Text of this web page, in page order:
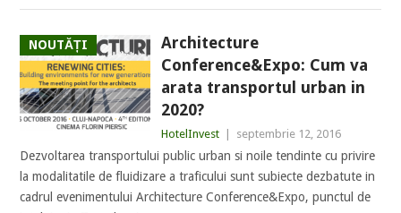
NOUTĂȚI
Architecture
Conference&Expo: Cum va
arata transportul urban in
2020?
HotelInvest septembrie 12, 2016
Dezvoltarea transportului public urban si noile tendinte cu privire
la modalitatile de fluidizare a traficului sunt subiecte dezbatute in
cadrul evenimentului Architecture Conference&Expo, punctul de